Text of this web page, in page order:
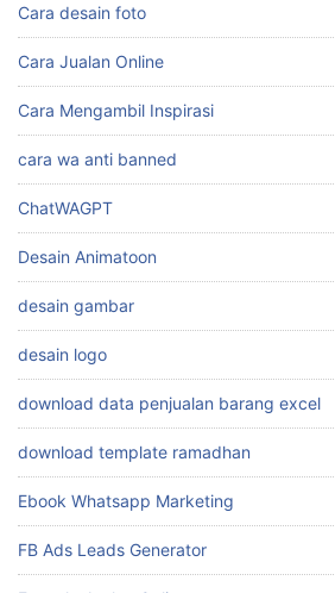
Cara desain foto
Cara Jualan Online
Cara Mengambil Inspirasi
cara wa anti banned
ChatWAGPT
Desain Animatoon
desain gambar
desain logo
download data penjualan barang excel
download template ramadhan
Ebook Whatsapp Marketing
FB Ads Leads Generator